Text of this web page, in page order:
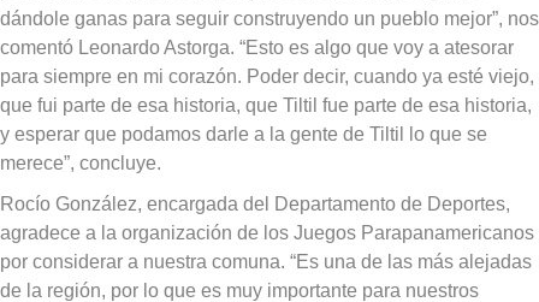
dándole ganas para seguir construyendo un pueblo mejor”, nos
comentó Leonardo Astorga. “Esto es algo que voy a atesorar
para siempre en mi corazón. Poder decir, cuando ya esté viejo,
que fui parte de esa historia, que Tiltil fue parte de esa historia,
y esperar que podamos darle a la gente de Tiltil lo que se
merece”, concluye.
Rocío González, encargada del Departamento de Deportes,
agradece a la organización de los Juegos Parapanamericanos
por considerar a nuestra comuna. “Es una de las más alejadas
de la región, por lo que es muy importante para nuestros